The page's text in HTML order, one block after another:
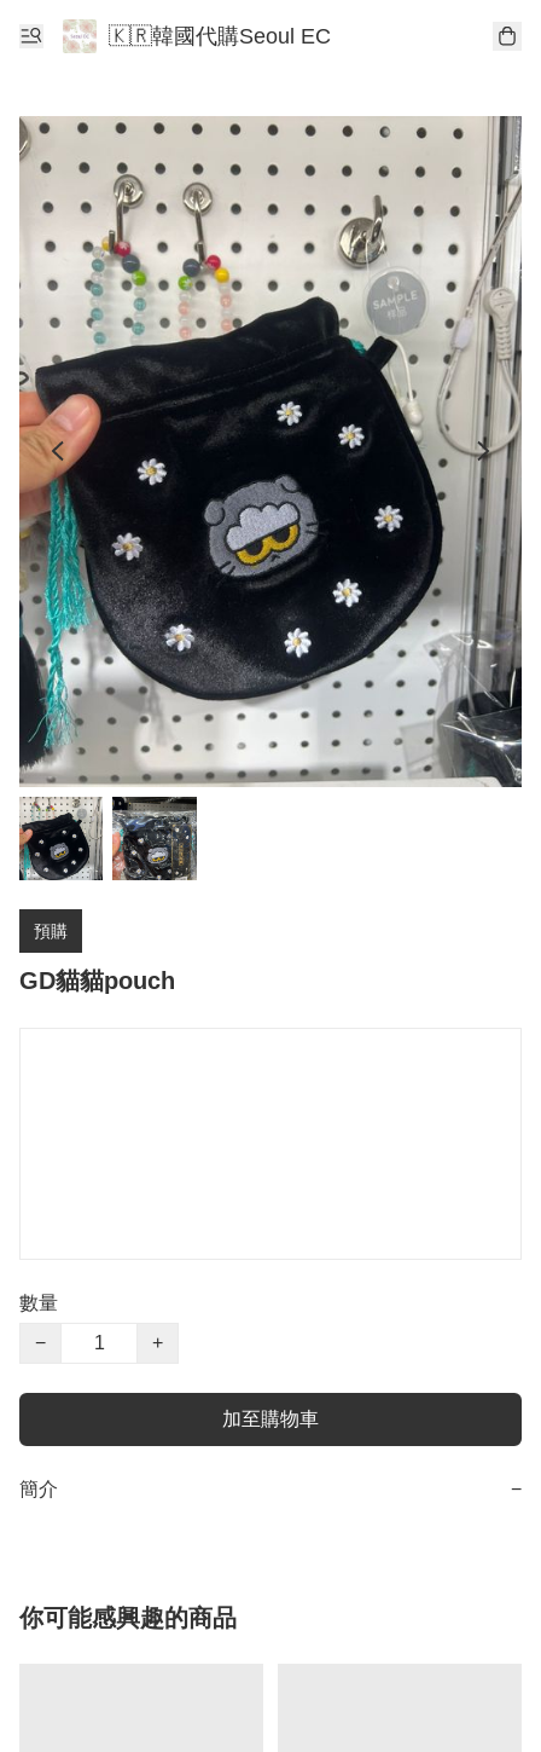
🇰🇷韓國代購Seoul EC
預購
GD貓貓pouch
數量
−
+
加至購物車
簡介 −
你可能感興趣的商品